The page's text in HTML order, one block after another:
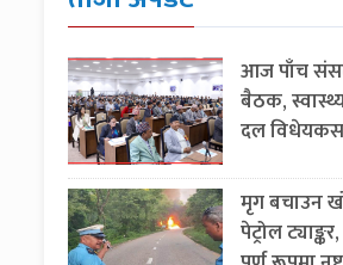
आज पाँच
बैठक,
दल
मृग बचाउन
पेट्रोल